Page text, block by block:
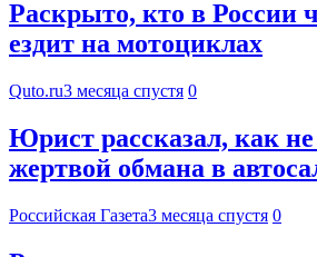
Раскрыто, кто в России
ездит на мотоциклах
Quto.ru3 месяца спустя 0
Юрист рассказал, как не
жертвой обмана в
Российская Газета3 месяца спустя 0